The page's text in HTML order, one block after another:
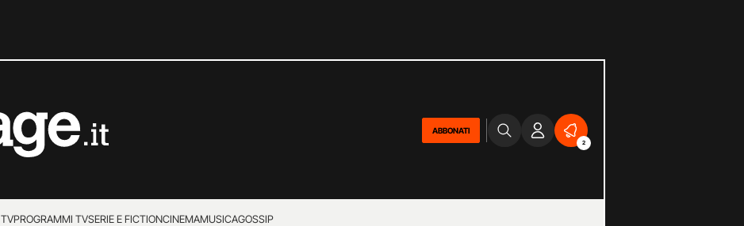
ABBONATI
2
TVPROGRAMMI TVSERIE E FICTIONCINEMAMUSICAGOSSIP